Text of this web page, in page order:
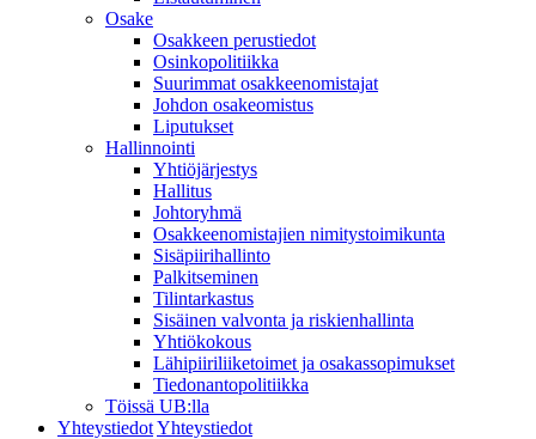
Osake
Osakkeen perustiedot
Osinkopolitiikka
Suurimmat osakkeenomistajat
Johdon osakeomistus
Liputukset
Hallinnointi
Yhtiöjärjestys
Hallitus
Johtoryhmä
Osakkeenomistajien nimitystoimikunta
Sisäpiirihallinto
Palkitseminen
Tilintarkastus
Sisäinen valvonta ja riskienhallinta
Yhtiökokous
Lähipiiriliiketoimet ja osakassopimukset
Tiedonantopolitiikka
Töissä UB:lla
YhteystiedotYhteystiedot